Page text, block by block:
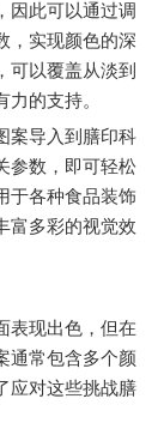
因此可以通过调
，实现颜色的深
可以覆盖从淡到
的支持。
案导入到膳印科
参数，即可轻松
于各种食品装饰
富多彩的视觉效
表现出色，但在
通常包含多个颜
应对这些挑战膳